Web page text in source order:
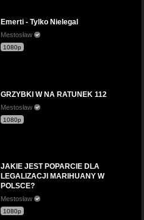
Emerti - Tylko Nielegal
Mestosław
1080p
GRZYBKI W NA RATUNEK 112
Mestosław
1080p
JAKIE JEST POPARCIE DLA
LEGALIZACJI MARIHUANY W
POLSCE?
Mestosław
1080p